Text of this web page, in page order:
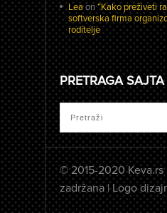
Leaon“Kako preživeti
softverska firma
roditelje
PRETRAGA
© 2015-2020 Keva.rs
zadržana | Logo